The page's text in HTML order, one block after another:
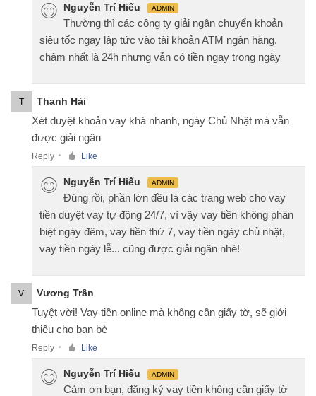
Nguyễn Trí Hiếu ADMIN
Thường thì các công ty giải ngân chuyển khoản
siêu tốc ngay lập tức vào tài khoản ATM ngân hàng,
chậm nhất là 24h nhưng vẫn có tiền ngay trong ngày
T Thanh Hải
Xét duyệt khoản vay khá nhanh, ngày Chủ Nhật mà vẫn
được giải ngân
Reply ● Like
Nguyễn Trí Hiếu ADMIN
Đúng rồi, phần lớn đều là các trang web cho vay
tiền duyệt vay tự động 24/7, vì vậy vay tiền không phân
biệt ngày đêm, vay tiền thứ 7, vay tiền ngày chủ nhật,
vay tiền ngày lễ... cũng được giải ngân nhé!
V Vương Trần
Tuyệt vời! Vay tiền online mà không cần giấy tờ, sẽ giới
thiệu cho bạn bè
Reply ● Like
Nguyễn Trí Hiếu ADMIN
Cảm ơn bạn, đăng ký vay tiền không cần giấy tờ